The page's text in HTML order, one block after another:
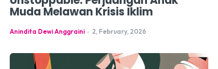
Muda Melawan Krisis Iklim
Anindita Dewi Anggraini - 2, February, 2026